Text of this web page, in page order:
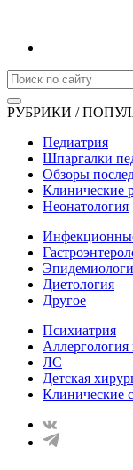
РУБРИКИ /
Педиатрия
Шпаргалки
Обзоры
Клинические
Неонатология
Диетология
Другое
Психиатрия
ЛС
Детская
Клинические